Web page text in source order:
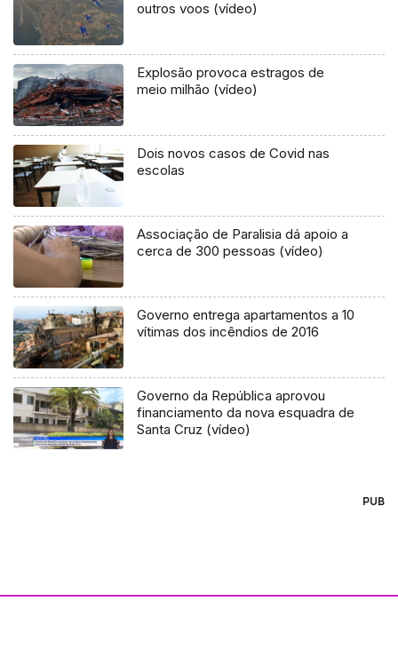
outros voos (vídeo)
Explosão provoca estragos de
meio milhão (vídeo)
Dois novos casos de Covid nas
escolas
Associação de Paralisia dá apoio a
cerca de 300 pessoas (vídeo)
Governo entrega apartamentos a 10
vítimas dos incêndios de 2016
Governo da República aprovou
financiamento da nova esquadra de
Santa Cruz (vídeo)
PUB